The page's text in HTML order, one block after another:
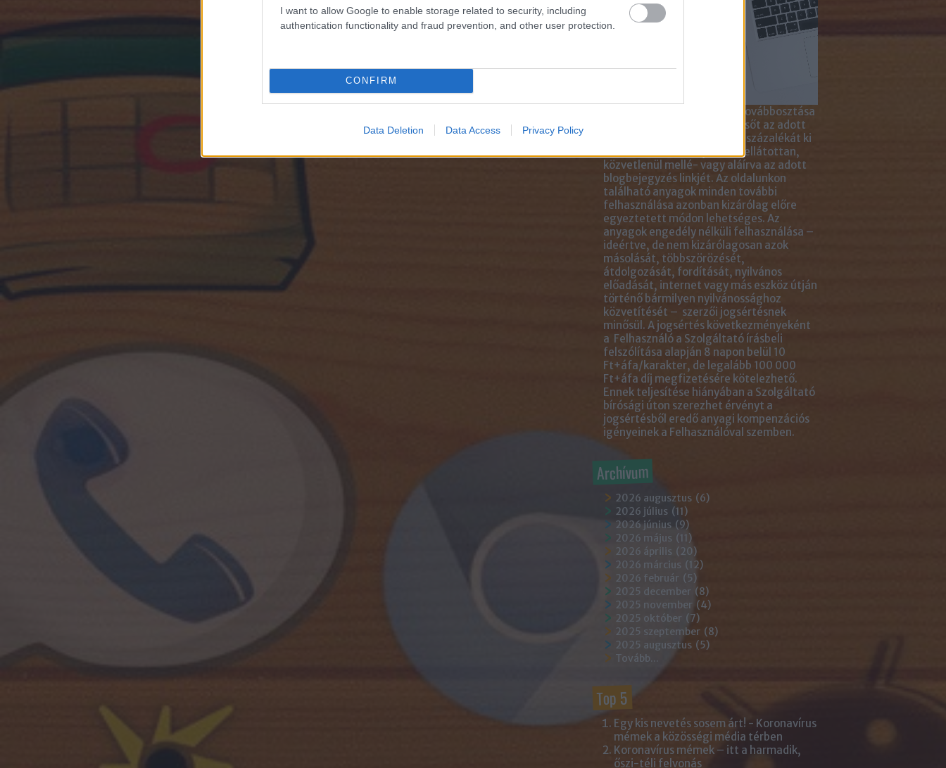
I want to allow Google to enable storage related to security, including
authentication functionality and fraud prevention, and other user protection.
CONFIRM
Data Deletion Data Access Privacy Policy
Az anyagok linkkel történő továbbosztása
természetesen lehetséges, sőt az adott
blogcikkben lévő tartalom 5 százalékát ki
is másolhatod idézőjelekkel ellátottan,
közvetlenül mellé- vagy aláírva az adott
blogbejegyzés linkjét. Az oldalunkon
található anyagok minden további
felhasználása azonban kizárólag előre
egyeztetett módon lehetséges. Az
anyagok engedély nélküli felhasználása –
ideértve, de nem kizárólagosan azok
másolását, többszörözését,
átdolgozását, fordítását, nyilvános
előadását, internet vagy más eszköz útján
történő bármilyen nyilvánossághoz
közvetítését – szerzői jogsértésnek
minősül. A jogsértés következményeként
a Felhasználó a Szolgáltató írásbeli
felszólítása alapján 8 napon belül 10
Ft+áfa/karakter, de legalább 100 000
Ft+áfa díj megfizetésére kötelezhető.
Ennek teljesítése hiányában a Szolgáltató
bírósági úton szerezhet érvényt a
jogsértésből eredő anyagi kompenzációs
igényeinek a Felhasználóval szemben.
Archívum
2026 augusztus (6)
2026 július (11)
2026 június (9)
2026 május (11 )
2026 április (20)
2026 március (12)
2026 február (5)
2025 december (8)
2025 november (4)
2025 október (7)
2025 szeptember (8)
2025 augusztus (5)
Tovább...
Top 5
Egy kis nevetés sosem árt! - Koronavírus
mémek a közösségi média térben
Koronavírus mémek – itt a harmadik,
őszi-téli felvonás